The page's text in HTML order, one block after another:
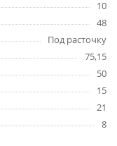
10
48
Под расточку
75,15
50
15
21
8